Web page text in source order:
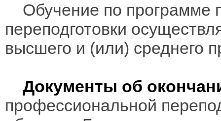
Обучение по программе
переподготовки
высшего и (или) среднего
Документы об
профессиональной